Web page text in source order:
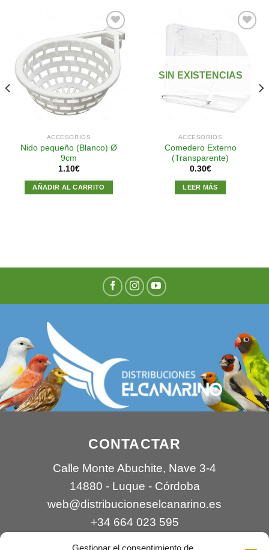
Añadir
a la
lista de
deseos
ACCESORIOS
Nido pequeño (Blanco) Ø
9cm
1.10€
AÑADIR AL CARRITO
lista de
SIN EXISTENCIAS
ACCESORIOS
Comedero Externo
(Transparente)
0.30€
LEER MÁS
CONTACTAR
Calle Monte Abuchite, Nave 3-4
14880 - Luque - Córdoba
web@distribucioneselcanarino.es
+34 664 023 595